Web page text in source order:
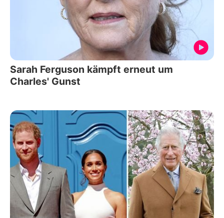
Sarah Ferguson kämpft erneut um
Charles' Gunst